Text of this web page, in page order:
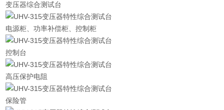
变压器综合测试台
电源柜、功率补偿柜、控制柜
控制台
高压保护电阻
保险管